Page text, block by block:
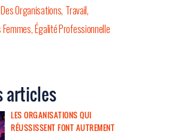
Organisations Travail
Égalité Professionnelle
articles
LES ORGANISATIONS QUI
RÉUSSISSENT FONT AUTREMENT